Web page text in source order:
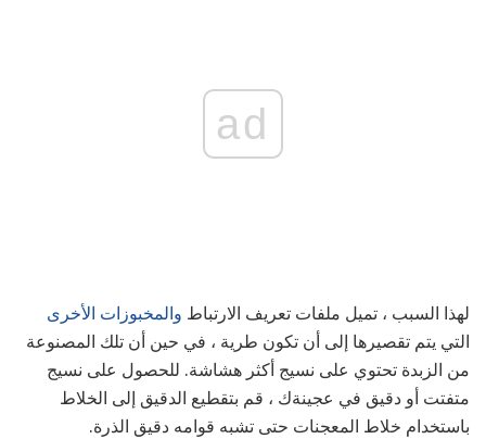
ad
لهذا السبب ، تميل ملفات تعريف الارتباط والمخبوزات الأخرى
التي يتم تقصيرها إلى أن تكون طرية ، في حين أن تلك المصنوعة
من الزبدة تحتوي على نسيج أكثر هشاشة. للحصول على نسيج
متفتت أو دقيق في عجينةك ، قم بتقطيع الدقيق إلى الخلاط
باستخدام خلاط المعجنات حتى تشبه قوامه دقيق الذرة.